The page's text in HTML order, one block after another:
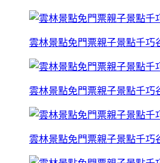
雲林景點免門票親子景點千巧
雲林景點免門票親子景點千巧
雲林景點免門票親子景點千巧